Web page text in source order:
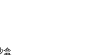
盒